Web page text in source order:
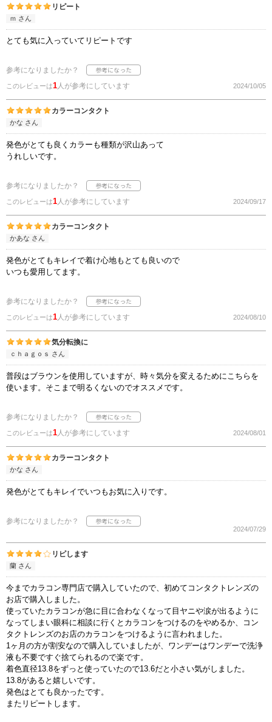
リピート
ｍ さん
とても気に入っていてリピートです
参考になりましたか？
このレビューは1人が参考にしています 2024/10/05
カラーコンタクト
かな さん
発色がとても良くカラーも種類が沢山あって
うれしいです。
参考になりましたか？
このレビューは1人が参考にしています 2024/09/17
カラーコンタクト
かあな さん
発色がとてもキレイで着け心地もとても良いので
いつも愛用してます。
参考になりましたか？
このレビューは1人が参考にしています 2024/08/10
気分転換に
ｃｈａｇｏｓ さん
普段はブラウンを使用していますが、時々気分を変えるためにこちらを
使います。そこまで明るくないのでオススメです。
参考になりましたか？
このレビューは1人が参考にしています 2024/08/01
カラーコンタクト
かな さん
発色がとてもキレイでいつもお気に入りです。
参考になりましたか？
2024/07/29
リピします
蘭 さん
今までカラコン専門店で購入していたので、初めてコンタクトレンズの
お店で購入しました。
使っていたカラコンが急に目に合わなくなって目ヤニや涙が出るように
なってしまい眼科に相談に行くとカラコンをつけるのをやめるか、コン
タクトレンズのお店のカラコンをつけるように言われました。
1ヶ月の方が割安なので購入していましたが、ワンデーはワンデーで洗浄
液も不要ですぐ捨てられるので楽です。
着色直径13.8をずっと使っていたので13.6だと小さい気がしました。
13.8があると嬉しいです。
発色はとても良かったです。
またリピートします。